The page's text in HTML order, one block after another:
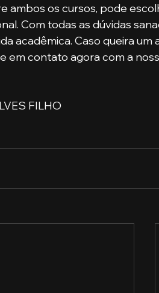
Com todas as dúvidas
acadêmica. Caso queira um
em contato agora com a
FILHO